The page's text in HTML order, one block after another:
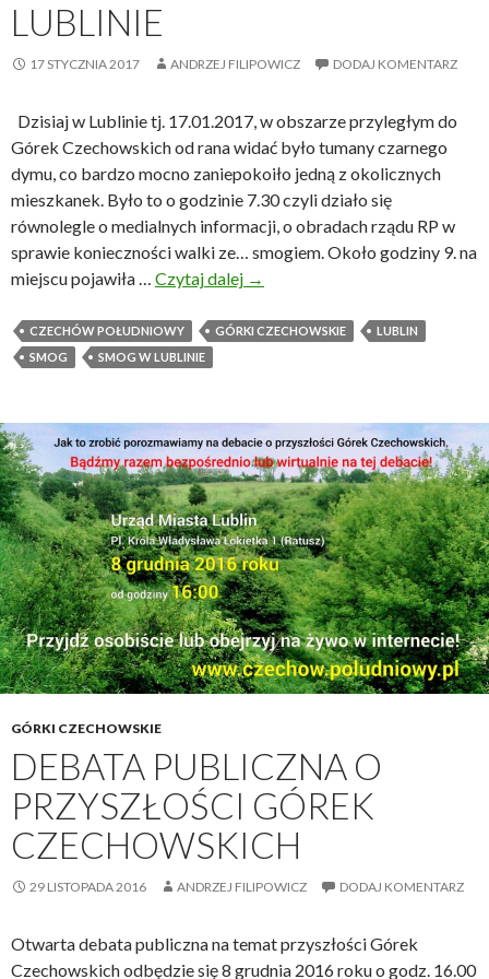
n
a
G
k
a
c
h
C
z
c
h
s
k
i
c
h
g
d
k
a
p
r
o
d
n
i
a
r
o
z
w
i
ą
LUBLINIE
17 STYCZNIA 2017 ANDRZEJ FILIPOWICZ DODAJ KOMENTARZ
Dzisiaj w Lublinie tj. 17.01.2017, w obszarze przyległym do
Górek Czechowskich od rana widać było tumany czarnego
dymu, co bardzo mocno zaniepokoiło jedną z okolicznych
mieszkanek. Było to o godzinie 7.30 czyli działo się
równolegle o medialnych informacji, o obradach rządu RP w
sprawie konieczności walki ze… smogiem. Około godziny 9. na
miejscu pojawiła … Czytaj dalej Z
a
–
z
g
a
d
u
l
a
k
t
o
z
y
m
p
r
→
CZECHÓW POŁUDNIOWY GÓRKI CZECHOWSKIE
LUBLIN
SMOG
SMOG W LUBLINIE
GÓRKI CZECHOWSKIE
DEBATA PUBLICZNA O
PRZYSZŁOŚCI GÓREK
CZECHOWSKICH
29 LISTOPADA 2016 ANDRZEJ FILIPOWICZ DODAJ KOMENTARZ
Otwarta debata publiczna na temat przyszłości Górek
Czechowskich odbędzie się 8 grudnia 2016 roku o godz. 16.00